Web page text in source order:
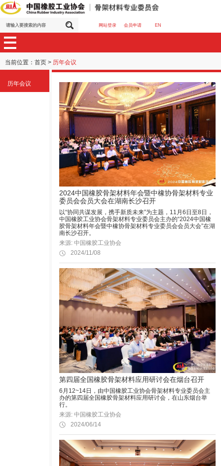
网站登录 会员申请 EN
当前位置： 首页 > 历年会议
历年会议
2024中国橡胶骨架材料年会暨中橡协骨架材料专业
委员会会员大会在湖南长沙召开
以“协同共谋发展，携手新质未来”为主题，11月6日至8日，
中国橡胶工业协会骨架材料专业委员会主办的“2024中国橡
胶骨架材料年会暨中橡协骨架材料专业委员会会员大会”在湖
南长沙召开。
来源: 中国橡胶工业协会
2024/11/08
第四届全国橡胶骨架材料应用研讨会在烟台召开
6月12~14日，由中国橡胶工业协会骨架材料专业委员会主
办的第四届全国橡胶骨架材料应用研讨会，在山东烟台举
行。
来源: 中国橡胶工业协会
2024/06/14